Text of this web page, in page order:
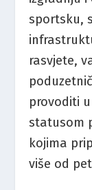
sportsku,
rasvjete,
provoditi
statusom
kojima
više od